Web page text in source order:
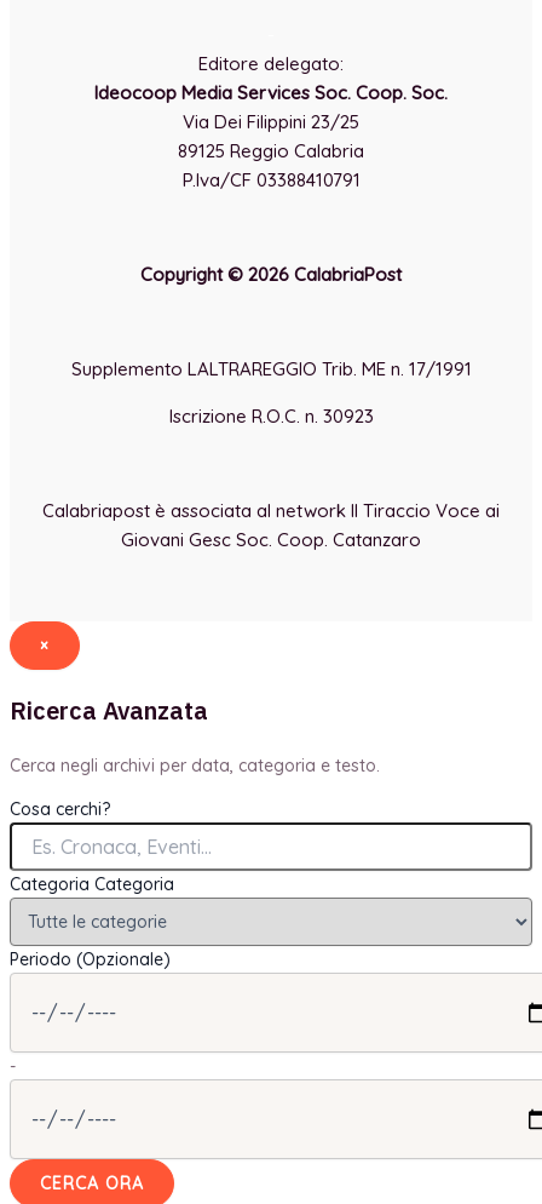
Editore delegato:
Ideocoop Media Services Soc. Coop. Soc.
Via Dei Filippini 23/25
89125 Reggio Calabria
P.Iva/CF 03388410791
Copyright © 2026 CalabriaPost
Supplemento LALTRAREGGIO Trib. ME n. 17/1991
Iscrizione R.O.C. n. 30923
Calabriapost è associata al network Il Tiraccio Voce ai
Giovani Gesc Soc. Coop. Catanzaro
×
Ricerca Avanzata
Cerca negli archivi per data, categoria e testo.
Cosa cerchi?
Categoria Categoria
Periodo (Opzionale)
-
CERCA ORA